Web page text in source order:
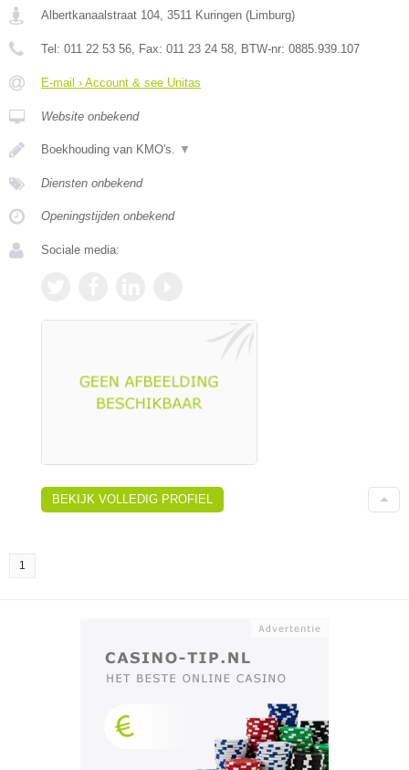
Albertkanaalstraat 104, 3511 Kuringen (Limburg)
Tel: 011 22 53 56, Fax: 011 23 24 58, BTW-nr: 0885.939.107
E-mail › Account & see Unitas
Website onbekend
Boekhouding van KMO's. ▼
Diensten onbekend
Openingstijden onbekend
Sociale media:
BEKIJK VOLLEDIG PROFIEL
1